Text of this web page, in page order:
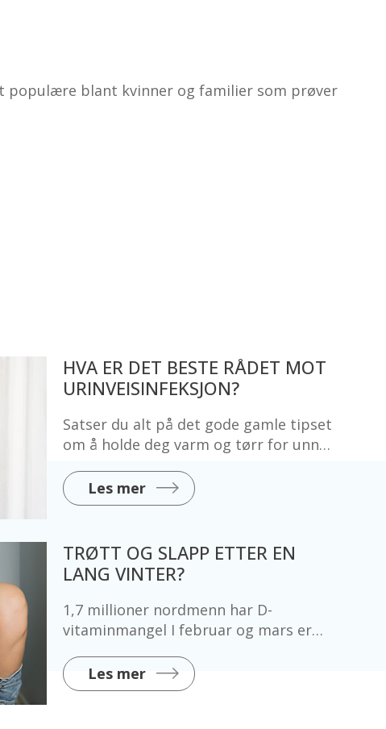
blant kvinner og familier som prøver
HVA ER DET BESTE RÅDET MOT
URINVEISINFEKSJON?
Satser du alt på det gode gamle tipset
om å holde deg varm og tørr for unngå
som mange norske kvinner bruker. Og
hva virker egentlig?
Les mer
TRØTT OG SLAPP ETTER EN
LANG VINTER?
1,7 millioner nordmenn har D-
vitaminmangel I februar og mars er
laveste etter en lang og mørk vinter.
Les mer